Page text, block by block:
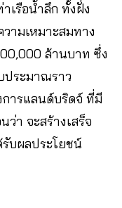
เรือน้ำลึก ทั้งฝั่ง
ามเหมาะสมทาง
ล้านบาท ซึ่ง
ประมาณราว
ารแลนด์บริดจ์ ที่มี
า จะสร้างเสร็จ
รับผลประโยชน์